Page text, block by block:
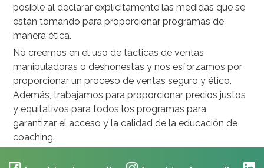
posible al declarar explícitamente las medidas que se
están tomando para proporcionar programas de
manera ética.
No creemos en el uso de tácticas de ventas
manipuladoras o deshonestas y nos esforzamos por
proporcionar un proceso de ventas seguro y ético.
Además, trabajamos para proporcionar precios justos
y equitativos para todos los programas para
garantizar el acceso y la calidad de la educación de
coaching.